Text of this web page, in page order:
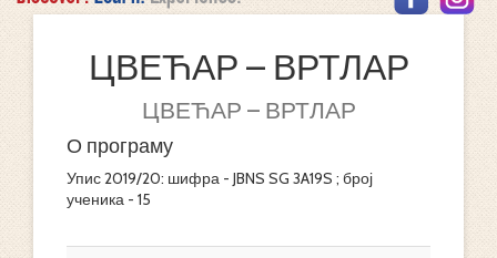
ЦВЕЋАР – ВРТЛАР
ЦВЕЋАР – ВРТЛАР
О програму
Упис 2019/20: шифра - JBNS SG 3A19S ; број
ученика - 15